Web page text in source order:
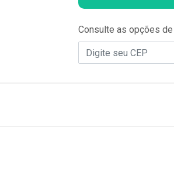
Consulte as opções